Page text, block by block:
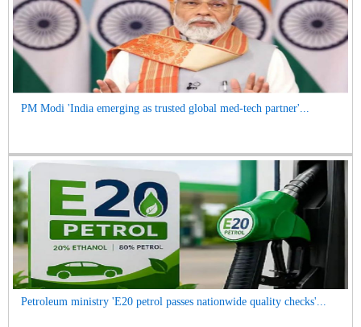
PM Modi 'India emerging as trusted global med-tech partner'...
Petroleum ministry 'E20 petrol passes nationwide quality checks'...